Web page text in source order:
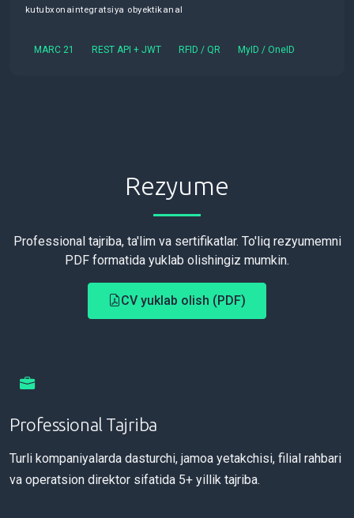
kutubxonaintegratsiya obyektikanal
MARC 21 REST API + JWT RFID / QR MyID / OneID
Rezyume
Professional tajriba, ta'lim va sertifikatlar. To'liq rezyumemni
PDF formatida yuklab olishingiz mumkin.
CV yuklab olish (PDF)
Professional Tajriba
Turli kompaniyalarda dasturchi, jamoa yetakchisi, filial rahbari
va operatsion direktor sifatida 5+ yillik tajriba.